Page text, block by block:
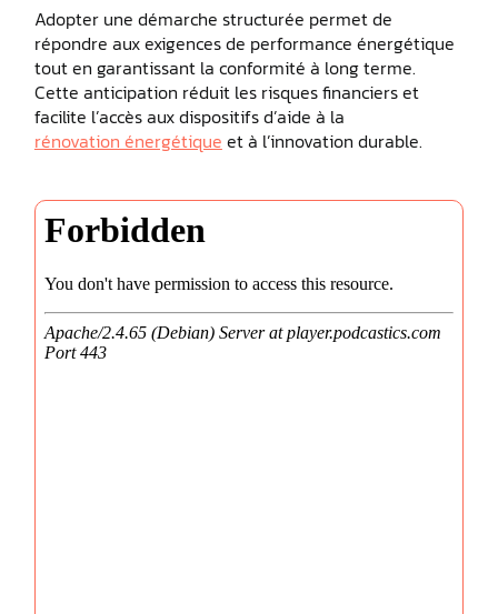
Adopter une démarche structurée permet de
répondre aux exigences de performance énergétique
tout en garantissant la conformité à long terme.
Cette anticipation réduit les risques financiers et
facilite l’accès aux dispositifs d’aide à la
rénovation énergétique et à l’innovation durable.